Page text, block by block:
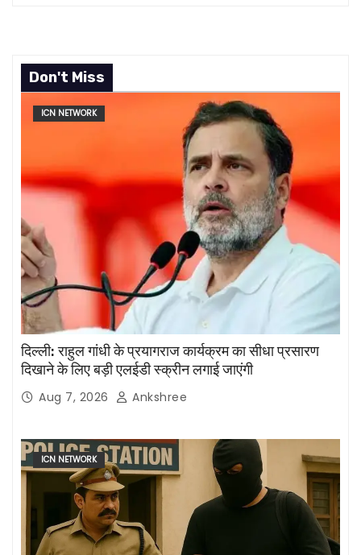
Don't Miss
ICN NETWORK
दिल्ली: राहुल गांधी के प्रयागराज कार्यक्रम का सीधा प्रसारण
दिखाने के लिए बड़ी एलईडी स्क्रीन लगाई जाएंगी
Aug 7, 2026 Ankshree
ICN NETWORK